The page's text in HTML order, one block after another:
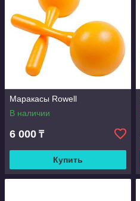
Маракасы Rowell
В наличии
6 000 ₸
Купить